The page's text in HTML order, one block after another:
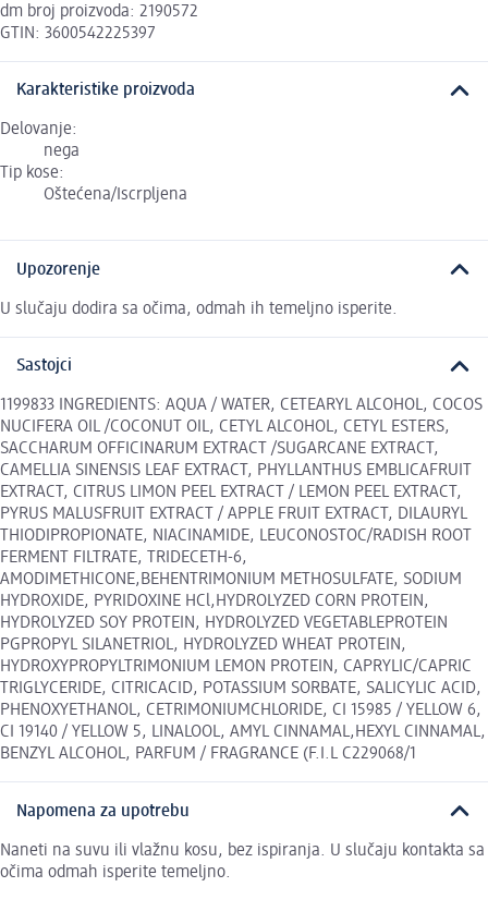
dm broj proizvoda: 2190572
GTIN: 3600542225397
Karakteristike proizvoda
Delovanje:
nega
Tip kose:
Oštećena/Iscrpljena
Upozorenje
U slučaju dodira sa očima, odmah ih temeljno isperite.
Sastojci
1199833 INGREDIENTS: AQUA / WATER, CETEARYL ALCOHOL, COCOS
NUCIFERA OIL /COCONUT OIL, CETYL ALCOHOL, CETYL ESTERS,
SACCHARUM OFFICINARUM EXTRACT /SUGARCANE EXTRACT,
CAMELLIA SINENSIS LEAF EXTRACT, PHYLLANTHUS EMBLICAFRUIT
EXTRACT, CITRUS LIMON PEEL EXTRACT / LEMON PEEL EXTRACT,
PYRUS MALUSFRUIT EXTRACT / APPLE FRUIT EXTRACT, DILAURYL
THIODIPROPIONATE, NIACINAMIDE, LEUCONOSTOC/RADISH ROOT
FERMENT FILTRATE, TRIDECETH-6,
AMODIMETHICONE,BEHENTRIMONIUM METHOSULFATE, SODIUM
HYDROXIDE, PYRIDOXINE HCl,HYDROLYZED CORN PROTEIN,
HYDROLYZED SOY PROTEIN, HYDROLYZED VEGETABLEPROTEIN
PGPROPYL SILANETRIOL, HYDROLYZED WHEAT PROTEIN,
HYDROXYPROPYLTRIMONIUM LEMON PROTEIN, CAPRYLIC/CAPRIC
TRIGLYCERIDE, CITRICACID, POTASSIUM SORBATE, SALICYLIC ACID,
PHENOXYETHANOL, CETRIMONIUMCHLORIDE, CI 15985 / YELLOW 6,
CI 19140 / YELLOW 5, LINALOOL, AMYL CINNAMAL,HEXYL CINNAMAL,
BENZYL ALCOHOL, PARFUM / FRAGRANCE (F.I.L C229068/1
Napomena za upotrebu
Naneti na suvu ili vlažnu kosu, bez ispiranja. U slučaju kontakta sa
očima odmah isperite temeljno.